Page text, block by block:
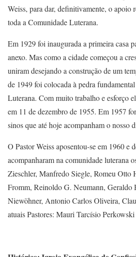
Weiss, para dar, definitivamente, o apoio
toda a Comunidade Luterana.
Em 1929 foi inaugurada a primeira casa
anexo. Mas como a cidade começou a
uniram desejando a construção de um
de 1949 foi colocada à pedra
Luterana. Com muito trabalho e esforço
em 11 de dezembro de 1955. Em 1957
sinos que até hoje acompanham o nosso
O Pastor Weiss aposentou-se em 1960 e
acompanharam na comunidade luterana
Zieschler, Manfredo Siegle, Romeu Otto
Fromm, Reinoldo G. Neumann, Geraldo
Niewöhner, Antonio Carlos Oliveira,
atuais Pastores: Mauri Tarcísio